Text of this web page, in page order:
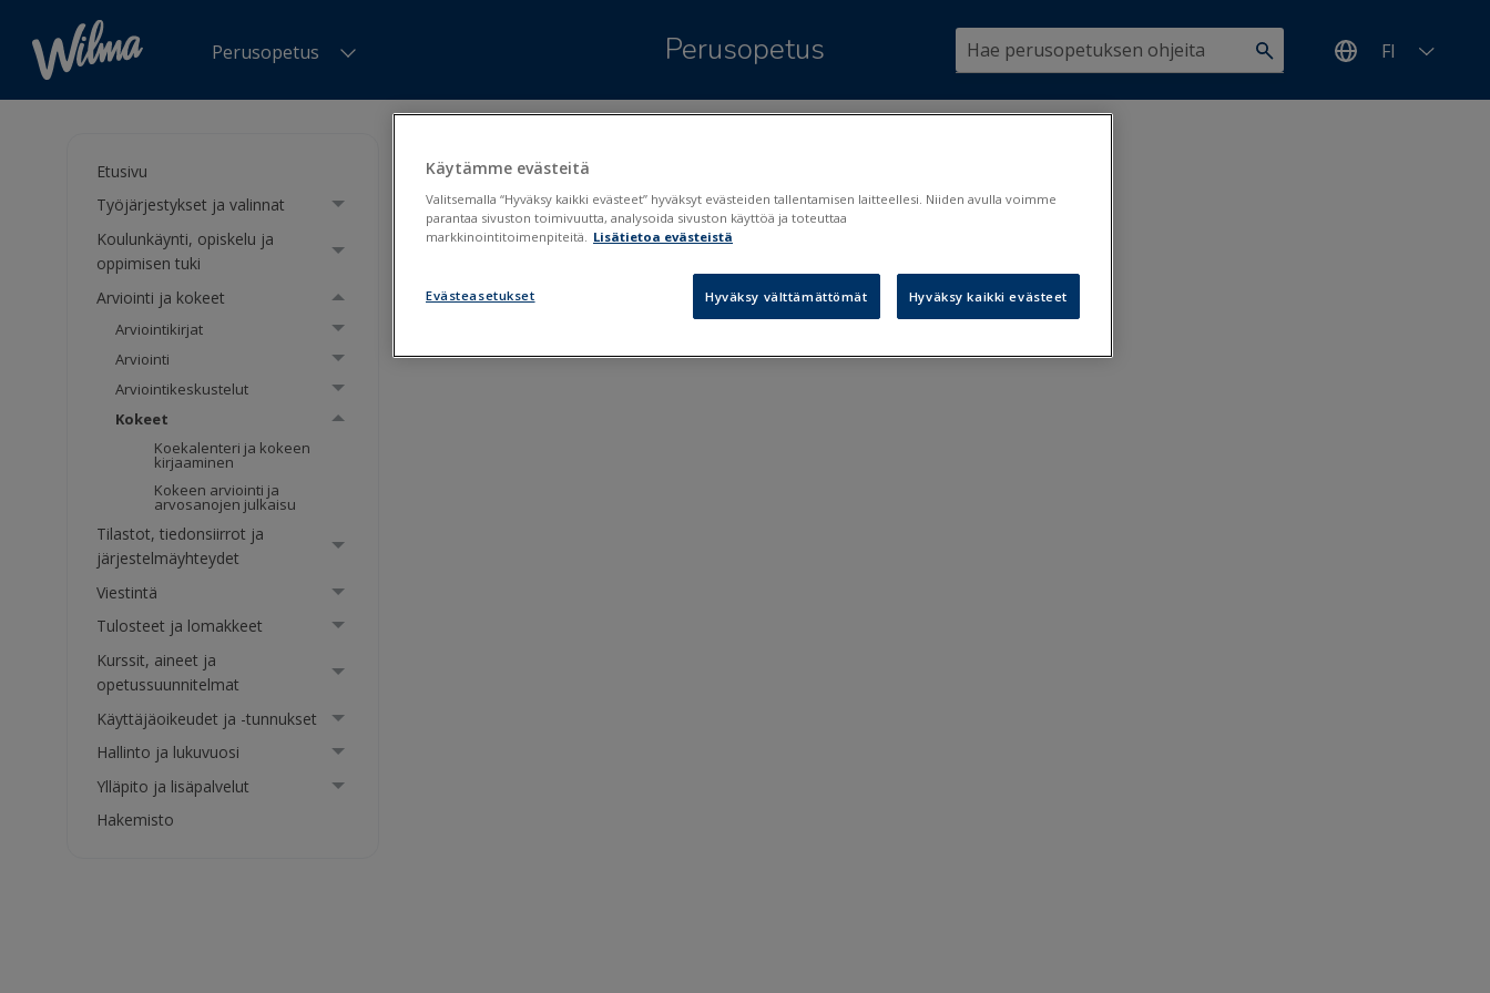
Perusopetus Perusopetus FI
Etusivu
Työjärjestykset ja valinnat
Koulunkäynti, opiskelu ja
oppimisen tuki
Arviointi ja kokeet
Arviointikirjat
Arviointi
Arviointikeskustelut
Kokeet
Koekalenteri ja kokeen
kirjaaminen
Kokeen arviointi ja
arvosanojen julkaisu
Tilastot, tiedonsiirrot ja
järjestelmäyhteydet
Viestintä
Tulosteet ja lomakkeet
Kurssit, aineet ja
opetussuunnitelmat
Käyttäjäoikeudet ja -tunnukset
Hallinto ja lukuvuosi
Ylläpito ja lisäpalvelut
Hakemisto
Kokeet
Kokeen arviointi ja arvosanojen julkaisu
Käytämme evästeitä
Valitsemalla “Hyväksy kaikki evästeet” hyväksyt evästeiden tallentamisen laitteellesi. Niiden avulla voimme
parantaa sivuston toimivuutta, analysoida sivuston käyttöä ja toteuttaa
markkinointitoimenpiteitä. Lisätietoa evästeistä
Evästeasetukset Hyväksy välttämättömät Hyväksy kaikki evästeet